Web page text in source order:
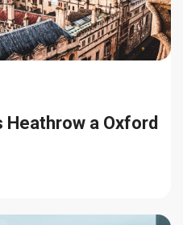
Heathrow a Oxford